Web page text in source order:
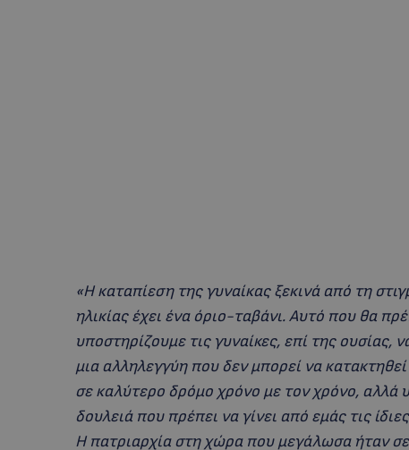
«Η καταπίεση της γυναίκας ξεκινά από τη
ηλικίας έχει ένα όριο-ταβάνι. Αυτό που θα
υποστηρίζουμε τις γυναίκες, επί της
μια αλληλεγγύη που δεν μπορεί να
σε καλύτερο δρόμο χρόνο με τον χρόνο, αλλά
δουλειά που πρέπει να γίνει από εμάς τις
Η πατριαρχία στη χώρα που μεγάλωσα ήταν